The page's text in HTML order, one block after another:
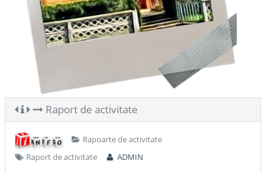
Raport de activitate
Rapoarte de activitate
Raport de activitate
ADMIN